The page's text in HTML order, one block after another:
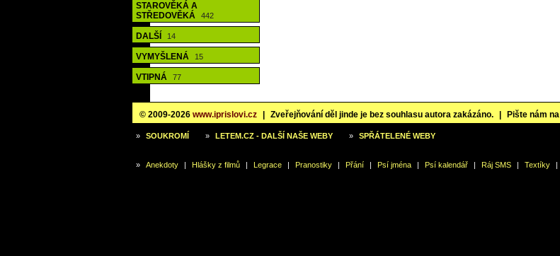
STAROVĚKÁ A
STŘEDOVĚKÁ
442
DALŠÍ 14
VYMYŠLENÁ 15
VTIPNÁ 77
© 2009-2026 www.iprislovi.cz Zveřejňování děl jinde je bez souhlasu autora zakázáno. Pište nám na
» SOUKROMÍ » LETEM.CZ - DALŠÍ NAŠE WEBY » SPŘÁTELENÉ WEBY
» Anekdoty | Hlášky z filmů | Legrace | Pranostiky | Přání | Psí jména | Psí kalendář | Ráj SMS | Textíky |